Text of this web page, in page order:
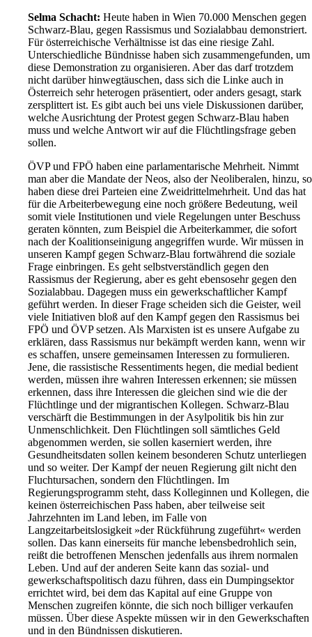
Selma Schacht: Heute haben in Wien 70.000 Menschen gegen
Schwarz-Blau, gegen Rassismus und Sozialabbau demonstriert.
Für österreichische Verhältnisse ist das eine riesige Zahl.
Unterschiedliche Bündnisse haben sich zusammengefunden, um
diese Demonstration zu organisieren. Aber das darf trotzdem
nicht darüber hinwegtäuschen, dass sich die Linke auch in
Österreich sehr heterogen präsentiert, oder anders gesagt, stark
zersplittert ist. Es gibt auch bei uns viele Diskussionen darüber,
welche Ausrichtung der Protest gegen Schwarz-Blau haben
muss und welche Antwort wir auf die Flüchtlingsfrage geben
sollen.
ÖVP und FPÖ haben eine parlamentarische Mehrheit. Nimmt
man aber die Mandate der Neos, also der Neoliberalen, hinzu, so
haben diese drei Parteien eine Zweidrittelmehrheit. Und das hat
für die Arbeiterbewegung eine noch größere Bedeutung, weil
somit viele Institutionen und viele Regelungen unter Beschuss
geraten könnten, zum Beispiel die Arbeiterkammer, die sofort
nach der Koalitionseinigung angegriffen wurde. Wir müssen in
unseren Kampf gegen Schwarz-Blau fortwährend die soziale
Frage einbringen. Es geht selbstverständlich gegen den
Rassismus der Regierung, aber es geht ebensosehr gegen den
Sozialabbau. Dagegen muss ein gewerkschaftlicher Kampf
geführt werden. In dieser Frage scheiden sich die Geister, weil
viele Initiativen bloß auf den Kampf gegen den Rassismus bei
FPÖ und ÖVP setzen. Als Marxisten ist es unsere Aufgabe zu
erklären, dass Rassismus nur bekämpft werden kann, wenn wir
es schaffen, unsere gemeinsamen Interessen zu formulieren.
Jene, die rassistische Ressentiments hegen, die medial bedient
werden, müssen ihre wahren Interessen erkennen; sie müssen
erkennen, dass ihre Interessen die gleichen sind wie die der
Flüchtlinge und der migrantischen Kollegen. Schwarz-Blau
verschärft die Bestimmungen in der Asylpolitik bis hin zur
Unmenschlichkeit. Den Flüchtlingen soll sämtliches Geld
abgenommen werden, sie sollen kaserniert werden, ihre
Gesundheitsdaten sollen keinem besonderen Schutz unterliegen
und so weiter. Der Kampf der neuen Regierung gilt nicht den
Fluchtursachen, sondern den Flüchtlingen. Im
Regierungsprogramm steht, dass Kolleginnen und Kollegen, die
keinen österreichischen Pass haben, aber teilweise seit
Jahrzehnten im Land leben, im Falle von
Langzeitarbeitslosigkeit »der Rückführung zugeführt« werden
sollen. Das kann einerseits für manche lebensbedrohlich sein,
reißt die betroffenen Menschen jedenfalls aus ihrem normalen
Leben. Und auf der anderen Seite kann das sozial- und
gewerkschaftspolitisch dazu führen, dass ein Dumpingsektor
errichtet wird, bei dem das Kapital auf eine Gruppe von
Menschen zugreifen könnte, die sich noch billiger verkaufen
müssen. Über diese Aspekte müssen wir in den Gewerkschaften
und in den Bündnissen diskutieren.